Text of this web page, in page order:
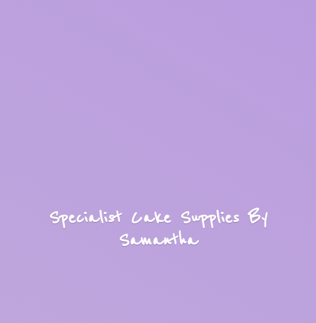
Specialist Cake SuppliesBy
Samantha